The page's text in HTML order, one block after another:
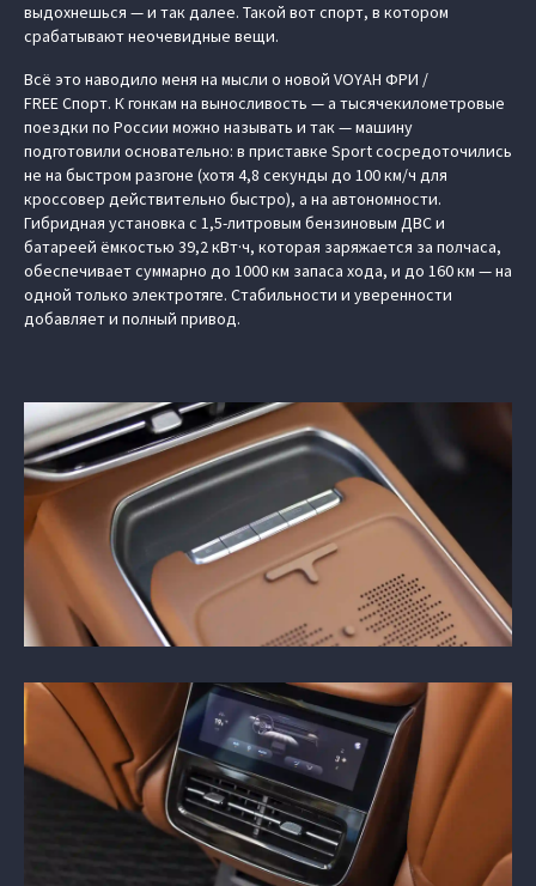
выдохнешься — и так далее. Такой вот спорт, в котором
срабатывают неочевидные вещи.
Всё это наводило меня на мысли о новой VOYAH ФРИ /
FREE Спорт. К гонкам на выносливость — а тысячекилометровые
поездки по России можно называть и так — машину
подготовили основательно: в приставке Sport сосредоточились
не на быстром разгоне (хотя 4,8 секунды до 100 км/ч для
кроссовер действительно быстро), а на автономности.
Гибридная установка с 1,5-литровым бензиновым ДВС и
батареей ёмкостью 39,2 кВт·ч, которая заряжается за полчаса,
обеспечивает суммарно до 1000 км запаса хода, и до 160 км — на
одной только электротяге. Стабильности и уверенности
добавляет и полный привод.